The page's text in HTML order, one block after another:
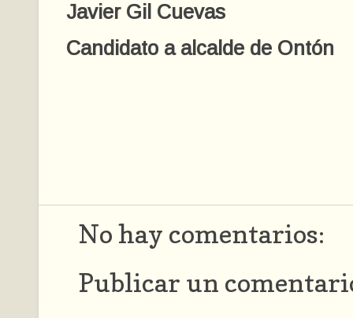
Javier Gil Cuevas
Candidato a alcalde de Ontón
No hay comentarios:
Publicar un